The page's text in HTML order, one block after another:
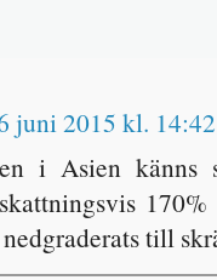
juni 2015 kl. 14:42
i Asien känns
till